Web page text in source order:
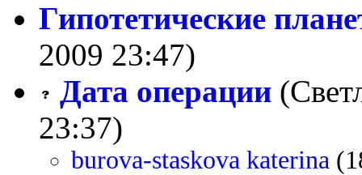
Гипотетические
2009 23:47)
Дата операции
23:37)
burova-staskova katerina